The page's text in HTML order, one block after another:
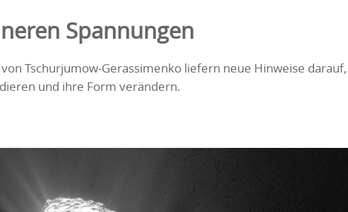
Spannungen
Tschurjumow-Gerassimenko liefern neue Hinweise darauf,
und ihre Form verändern.